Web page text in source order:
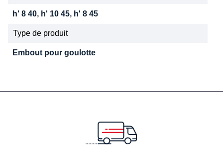
h' 8 40, h' 10 45, h' 8 45
Type de produit
Embout pour goulotte